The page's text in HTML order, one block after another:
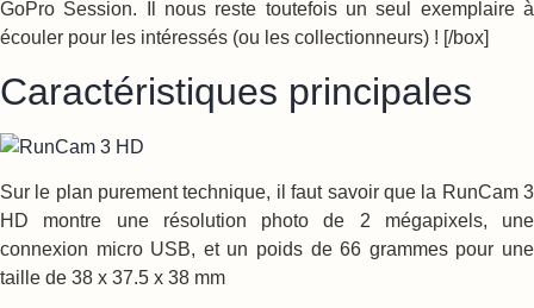
GoPro Session. Il nous reste toutefois un seul exemplaire à
écouler pour les intéressés (ou les collectionneurs) ! [/box]
Caractéristiques principales
Sur le plan purement technique, il faut savoir que la RunCam 3
HD montre une résolution photo de 2 mégapixels, une
connexion micro USB, et un poids de 66 grammes pour une
taille de 38 x 37.5 x 38 mm